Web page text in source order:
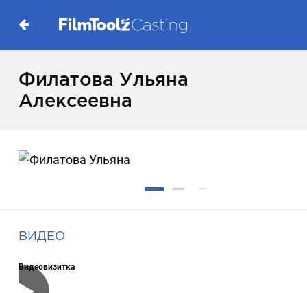
Филатова Ульяна
Алексеевна
ВИДЕО
Видеовизитка